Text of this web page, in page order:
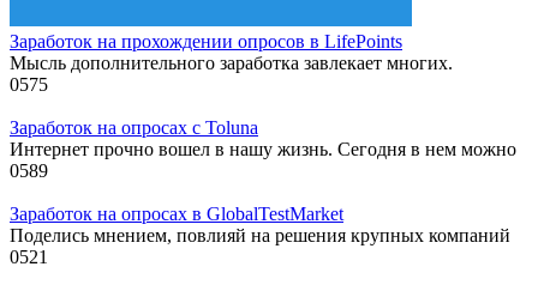
Заработок на прохождении опросов в LifePoints
Мысль дополнительного заработка завлекает многих.
0575
Заработок на опросах с Toluna
Интернет прочно вошел в нашу жизнь. Сегодня в нем можно
0589
Заработок на опросах в GlobalTestMarket
Поделись мнением, повлияй на решения крупных компаний
0521